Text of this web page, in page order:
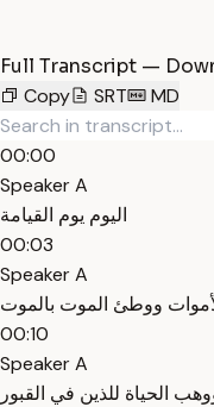
Full Transcript —
Copy
SRT MD
00:00
Speaker A
اليوم يوم القيامة
00:03
Speaker A
ووطئ الموت بالموت
00:10
Speaker A
الحياة للذين في القبور